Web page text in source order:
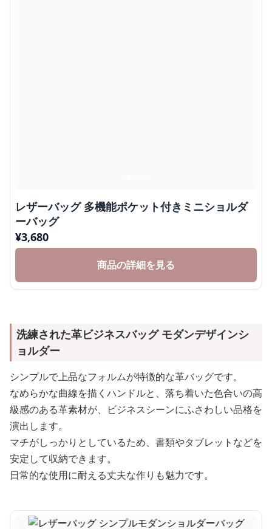
レザーバッグ 多機能ポケット付きミニショルダ
ーバッグ
¥3,680
商品の詳細を見る
洗練された革ビジネスバッグ モダンデザインシ
ョルダー
シンプルで上品なフォルムが特徴的な革バッグです。
なめらかな曲線を描くハンドルと、落ち着いた色合いの高
級感のある革素材が、ビジネスシーンにふさわしい品格を
演出します。
マチがしっかりとしているため、書類やタブレットなどを
安定して収納できます。
日常的な使用に耐える丈夫な作りも魅力です。